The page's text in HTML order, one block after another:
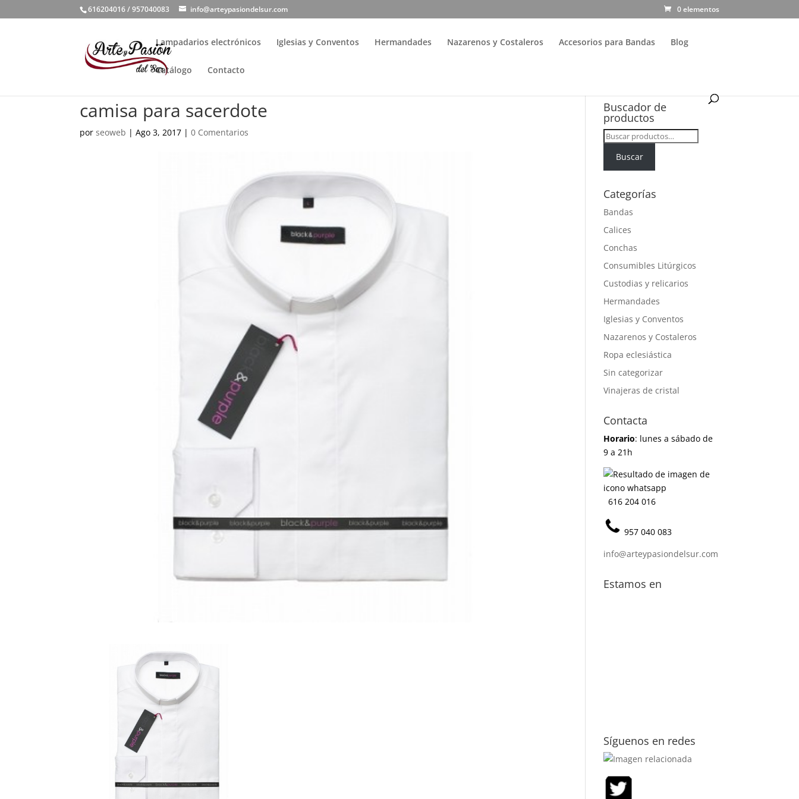
616204016 / 957040083 info@arteypasiondelsur.com 0 elementos
Lampadarios electrónicos Iglesias y Conventos Hermandades Nazarenos y Costaleros Accesorios para Bandas Blog
Catálogo Contacto
camisa para sacerdote
porseoweb |Ago 3, 2017 |0 Comentarios
Buscador de
productos
Buscar
Buscar
Categorías
Bandas
Calices
Conchas
Consumibles Litúrgicos
Custodias y relicarios
Hermandades
Iglesias y Conventos
Nazarenos y Costaleros
Ropa eclesiástica
Sin categorizar
Vinajeras de cristal
Contacta
Horario: lunes a sábado de
9 a 21h
616 204 016
957 040 083
info@arteypasiondelsur.com
Estamos en
Síguenos en redes